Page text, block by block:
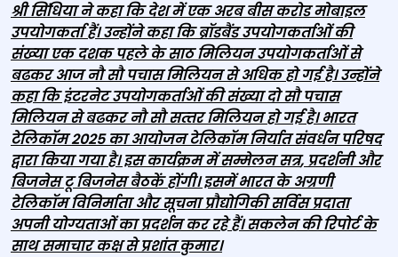
श्री सिंधिया ने कहा कि देश में एक अरब बीस करोड मोबाइल
उपयोगकर्ता हैं। उन्‍होंने कहा कि ब्रॉडबैंड उपयोगकर्ताओं की
संख्‍या एक दशक पहले के साठ मिलियन उपयोगकर्ताओं से
बढकर आज नौ सौ पचास मिलियन से अधिक हो गई है। उन्‍होंने
कहा कि इंटरनेट उपयोगकर्ताओं की संख्‍या दो सौ पचास
मिलियन से बढकर नौ सौ सत्‍तर मिलियन हो गई है। भारत
टेलिकॉम 2025 का आयोजन टेलिकॉम निर्यात संवर्धन परिषद
द्वारा किया गया है। इस कार्यक्रम में सम्‍मेलन सत्र, प्रदर्शनी और
बिजनेस टू बिजनेस बैठकें होंगी। इसमें भारत के अग्रणी
टेलिकॉम विनिर्माता और सूचना प्रौद्योगिकी सर्विस प्रदाता
अपनी योग्‍यताओं का प्रदर्शन कर रहे हैं। सकलेन की रिपोर्ट के
साथ समाचार कक्ष से प्रशांत कुमार।